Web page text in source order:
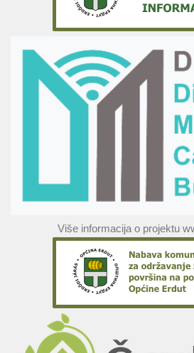
Više informacija o projektu